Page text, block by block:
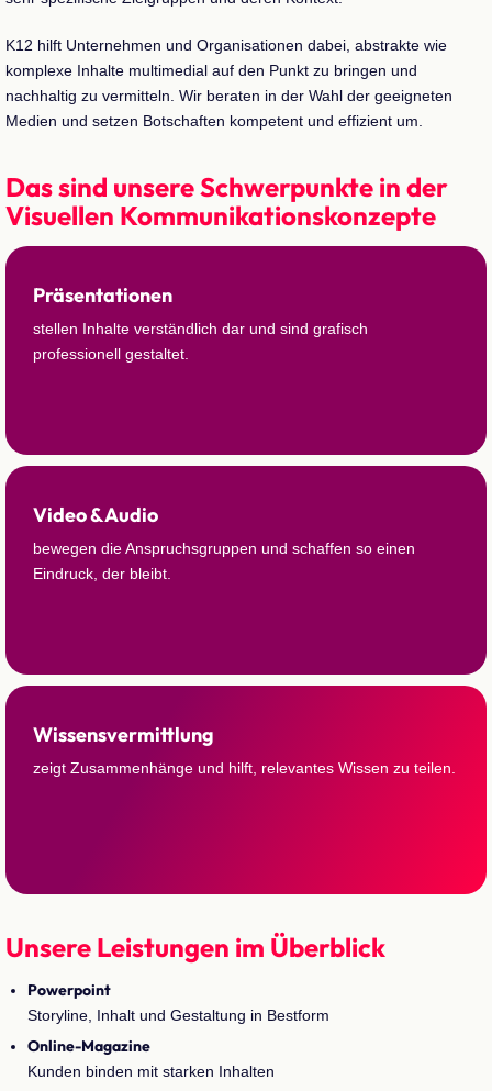
K12 hilft Unternehmen und Organisationen dabei, abstrakte wie
komplexe Inhalte multimedial auf den Punkt zu bringen und
nachhaltig zu vermitteln. Wir beraten in der Wahl der geeigneten
Medien und setzen Botschaften kompetent und effizient um.
Das sind unsere Schwerpunkte in der
Visuellen Kommunikationskonzepte
Präsentationen
stellen Inhalte verständlich dar und sind grafisch
professionell gestaltet.
Video & Audio
bewegen die Anspruchsgruppen und schaffen so einen
Eindruck, der bleibt.
Wissensvermittlung
zeigt Zusammenhänge und hilft, relevantes Wissen zu teilen.
Unsere Leistungen im Überblick
Powerpoint
Storyline, Inhalt und Gestaltung in Bestform
Online-Magazine
Kunden binden mit starken Inhalten